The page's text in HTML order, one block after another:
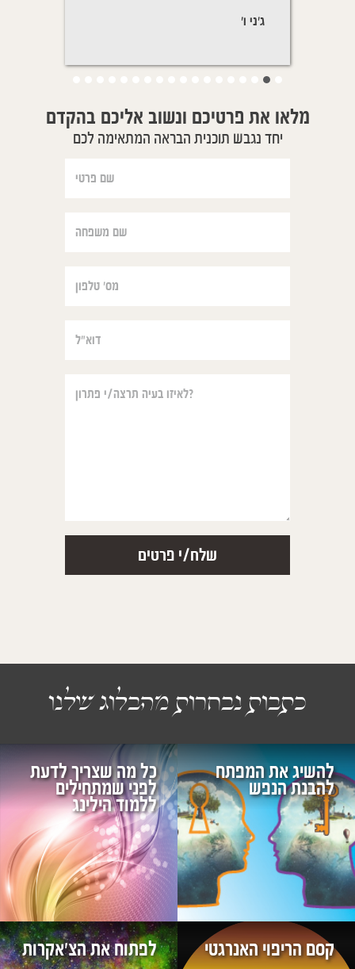
מלאו את פרטיכם ונשוב אליכם בהקדם
יחד נגבש תוכנית הבראה המתאימה לכם
ג'ני ו'
כתבות נבחרות מהבלוג שלנו
להשיג את המפתח
להבנת הנפש
כל מה שצריך לדעת
לפני שמתחילים
ללמוד הילינג
קסם הריפוי האנרגטי לפתוח את הצ'אקרות